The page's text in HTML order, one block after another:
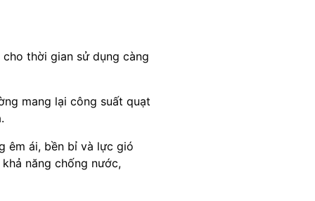
thời gian sử dụng càng
mang lại công suất quạt
êm ái, bền bỉ và lực gió
năng chống nước,